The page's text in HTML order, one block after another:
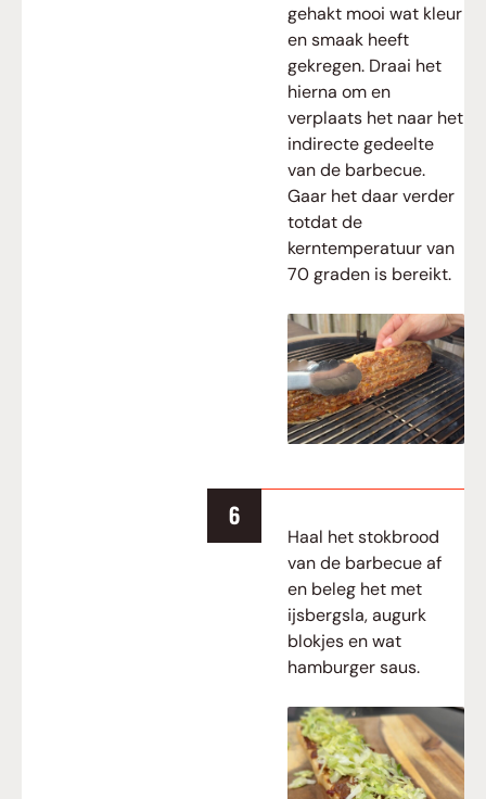
gehakt mooi wat kleur
en smaak heeft
gekregen. Draai het
hierna om en
verplaats het naar het
indirecte gedeelte
van de barbecue.
Gaar het daar verder
totdat de
kerntemperatuur van
70 graden is bereikt.
Haal het stokbrood
van de barbecue af
en beleg het met
ijsbergsla, augurk
blokjes en wat
hamburger saus.